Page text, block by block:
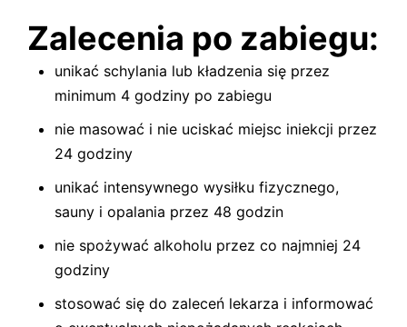
Zalecenia po zabiegu:
unikać schylania lub kładzenia się przez
minimum 4 godziny po zabiegu
nie masować i nie uciskać miejsc iniekcji przez
24 godziny
unikać intensywnego wysiłku fizycznego,
sauny i opalania przez 48 godzin
nie spożywać alkoholu przez co najmniej 24
godziny
stosować się do zaleceń lekarza i informować